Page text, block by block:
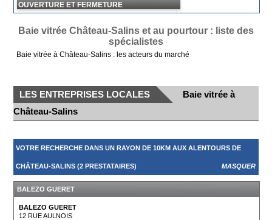
OUVERTURE ET FERMETURE
Baie vitrée Château-Salins et au pourtour : liste des
spécialistes
Baie vitrée à Château-Salins : les acteurs du marché
LES ENTREPRISES LOCALES
Baie vitrée à
Château-Salins
VOTRE RECHERCHE DANS UN RAYON DE 10KM AUX ALENTOURS DE
CHÂTEAU-SALINS (2 PRESTATAIRES) MASQUER
BALEZO GUERET
BALEZO GUERET
12 RUE AULNOIS